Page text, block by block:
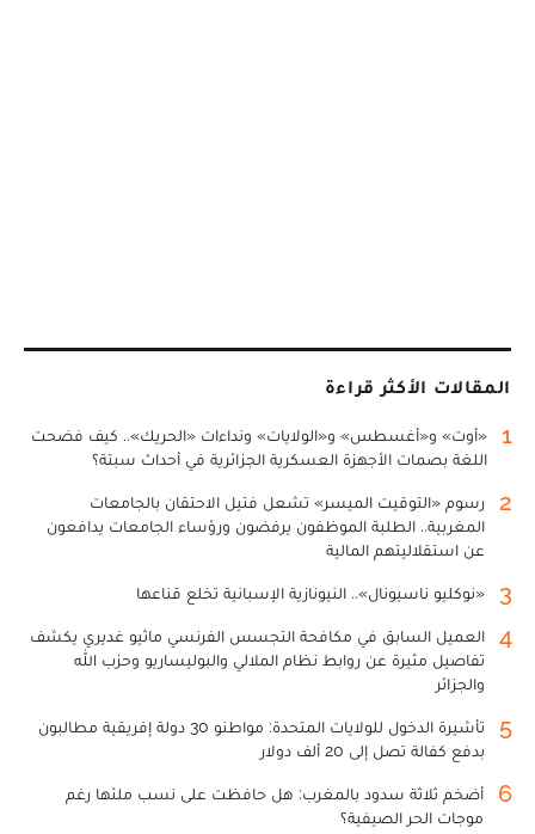
المقالات الأكثر قراءة
1
«أوت» و«أغسطس» و«الولايات» ونداءات «الحريك».. كيف فضحت
اللغة بصمات الأجهزة العسكرية الجزائرية في أحداث سبتة؟
2
رسوم «التوقيت الميسر» تشعل فتيل الاحتقان بالجامعات
المغربية.. الطلبة الموظفون يرفضون ورؤساء الجامعات يدافعون
عن استقلاليتهم المالية
3 «نوكليو ناسيونال».. النيونازية الإسبانية تخلع قناعها
4
العميل السابق في مكافحة التجسس الفرنسي ماثيو غديري يكشف
تفاصيل مثيرة عن روابط نظام الملالي والبوليساريو وحزب الله
والجزائر
5
تأشيرة الدخول للولايات المتحدة: مواطنو 30 دولة إفريقية مطالبون
بدفع كفالة تصل إلى 20 ألف دولار
6
أضخم ثلاثة سدود بالمغرب: هل حافظت على نسب ملئها رغم
موجات الحر الصيفية؟